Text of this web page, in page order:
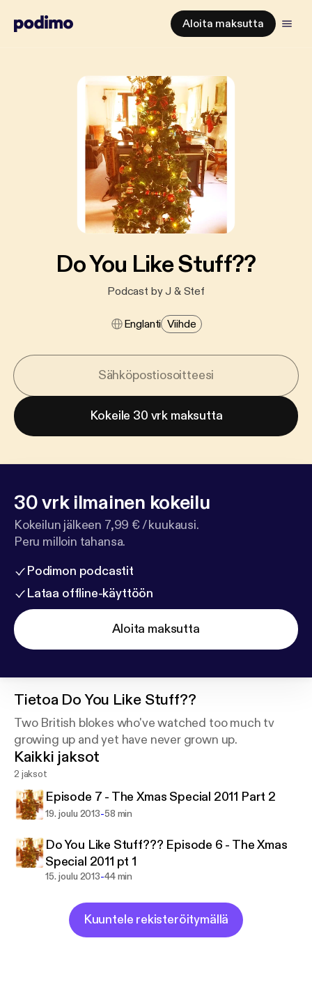
Aloita maksutta
Do You Like Stuff??
Podcast by J & Stef
Englanti Viihde
Kokeile 30 vrk maksutta
30 vrk ilmainen kokeilu
Kokeilun jälkeen 7,99 € / kuukausi.
Peru milloin tahansa.
Podimon podcastit
Lataa offline-käyttöön
Aloita maksutta
Tietoa Do You Like Stuff??
Two British blokes who've watched too much tv
growing up and yet have never grown up.
Kaikki jaksot
2 jaksot
Episode 7 - The Xmas Special 2011 Part 2
19. joulu 2013-58 min
Do You Like Stuff??? Episode 6 - The Xmas
Special 2011 pt 1
15. joulu 2013-44 min
Kuuntele rekisteröitymällä